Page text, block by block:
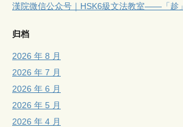
漢院微信公众号｜HSK6級文法教室——「趁」
归档
2026 年 8 月
2026 年 7 月
2026 年 6 月
2026 年 5 月
2026 年 4 月